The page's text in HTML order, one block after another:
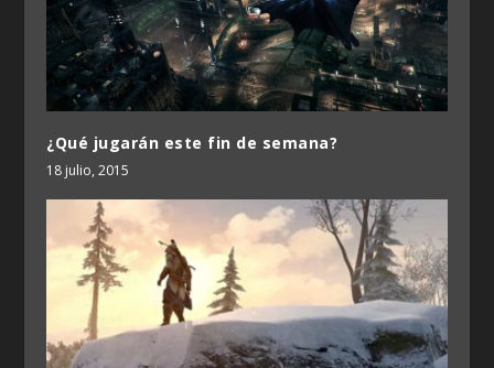
¿Qué jugarán este fin de semana?
18 julio, 2015